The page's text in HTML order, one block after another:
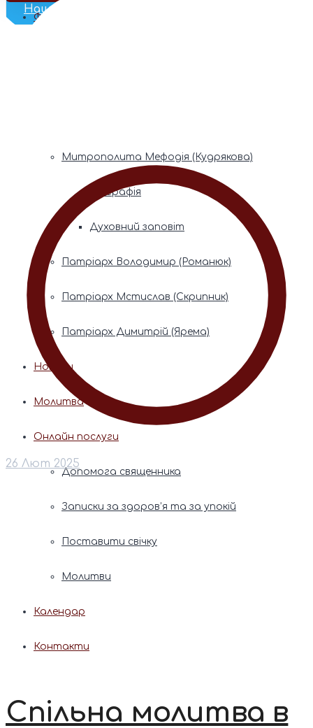
Наш Телеграм
Фонди пам’яті
Митрополита Мефодія (Кудрякова)
Біографія
Духовний заповіт
Патріарх Володимир (Романюк)
Патріарх Мстислав (Скрипник)
Патріарх Димитрій (Ярема)
Новини
Молитва
Онлайн послуги
Допомога священника
Записки за здоров’я та за упокій
Поставити свічку
Молитви
Календар
Контакти
26 Лют 2025
Спільна молитва в